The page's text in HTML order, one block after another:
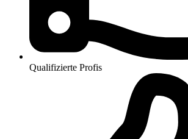
Qualifizierte Profis